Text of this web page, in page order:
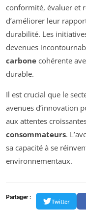
conformité, évaluer et
d’améliorer leur
durabilité. Les
devenues
carbone cohérente
durable.
Il est crucial que le
avenues d’innovation
aux attentes
consommateurs.
sa capacité à se
environnementaux.
Partager :
Twitter